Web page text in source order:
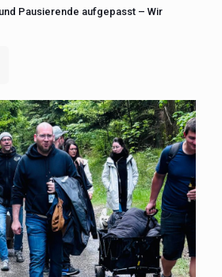
Pausierende aufgepasst – Wir